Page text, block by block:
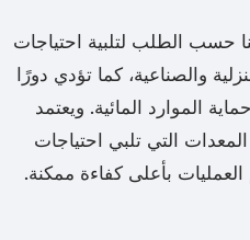
حسب الطلب لتلبية احتياجات
والصناعية، كما تؤدي دورًا
الموارد المائية. ويعتمد
التي تلبي احتياجات
بأعلى كفاءة ممكنة.